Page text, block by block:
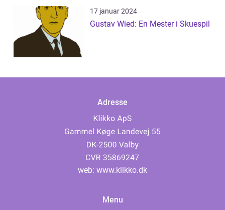
17 januar 2024
Gustav Wied: En Mester i Skuespil
Adresse
web: www.klikko.dk
Menu